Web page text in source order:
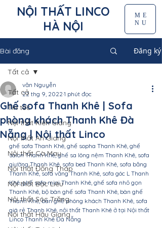
NỘI THẤT LINCO
HÀ NỘI
ME
NU
Bài đăng Đăng ký
Tất cả
Tin tức
Nội thất Kiên Giang
Nội thất An Giang
Nội thất Cà Mau
Nội thất Đồng Tháp
Nội thất Bạc Liêu
Nội thất Sóc Trăng
Nội thất Hậu Giang
Tất cả
Ghế sofa Thanh Khê | Sofa
phòng khách Thanh Khê Đà
Nẵng | Nội thất Linco
văn Nguyễn
22 thg 9, 2022 1 phút đọc
ghế sofa Thanh Khê, ghế sopha Thanh Khê, ghế
salon Thanh Khê, ghế sa lông nệm Thanh Khê, sofa
giường Thanh Khê, sofa bed Thanh Khê, sofa băng
Thanh Khê, sofa văng Thanh Khê, sofa góc L Thanh
Khê, ghế sofa mini Thanh Khê, ghế sofa nhỏ gọn
Thanh Khê, bộ bàn ghế sofa Thanh Khê, bàn ghế
Thanh Khê, bàn ghế phòng khách Thanh Khê, sofa
giá rẻ Thanh Khê, nội thất Thanh Khê ở tại Nội thất
Linco Thanh Khê Đà Nẵng